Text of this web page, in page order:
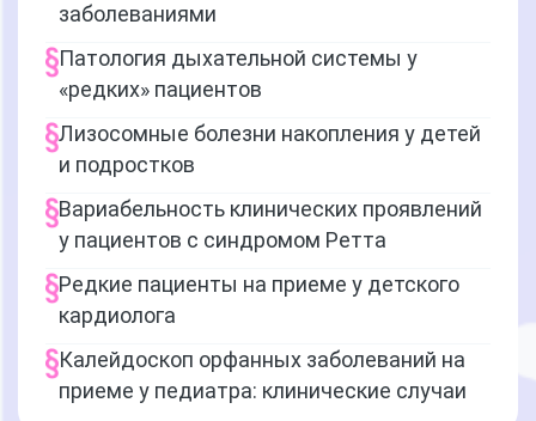
заболеваниями
Патология дыхательной системы у
«редких» пациентов
Лизосомные болезни накопления у детей
и подростков
Вариабельность клинических проявлений
у пациентов с синдромом Ретта
Редкие пациенты на приеме у детского
кардиолога
Калейдоскоп орфанных заболеваний на
приеме у педиатра: клинические случаи